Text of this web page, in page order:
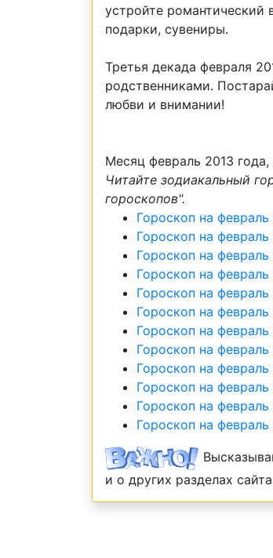
устройте романтический
подарки, сувениры.
Третья декада февраля
родственниками.
любви и внимании!
Месяц февраль 2013
Читайте зодиакальный
гороскопов".
Гороскоп на
Гороскоп на
Гороскоп на
Гороскоп на февраль
Гороскоп на
Гороскоп на
Гороскоп на
Гороскоп на
Гороскоп на
Гороскоп на февраль
Гороскоп на
Гороскоп на
и о других разделах